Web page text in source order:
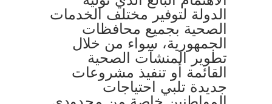
الدولة لتوفير مختلف الخدمات
الصحية بجميع محافظات
الجمهورية، سواء من خلال
تطوير المنشآت الصحية
القائمة أو تنفيذ مشروعات
جديدة تلبي احتياجات